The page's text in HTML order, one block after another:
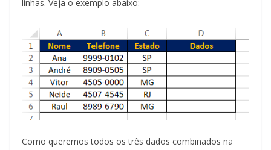
linhas. Veja o exemplo abaixo:
Como queremos todos os três dados combinados na